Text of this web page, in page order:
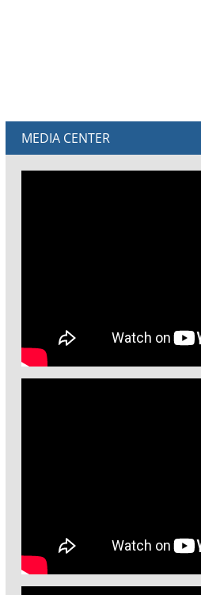
MEDIA CENTER